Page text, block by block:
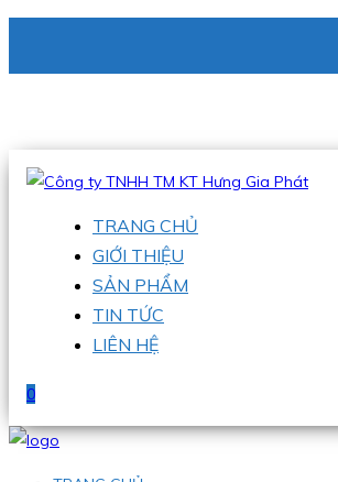
Hotline:0938 336 079
TRANG CHỦ
GIỚI THIỆU
SẢN PHẨM
TIN TỨC
LIÊN HỆ
0